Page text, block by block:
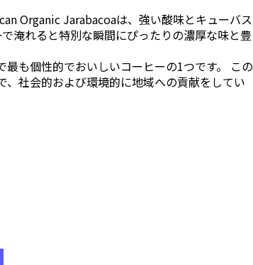
Organic Jarabacoaは、強い酸味とキューバス
淹れると特別な瞬間にぴったりの濃厚な味と豊
も個性的でおいしいコーヒーの1つです。 この
社会的および環境的に地域への貢献をしてい